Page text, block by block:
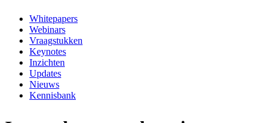
Whitepapers
Webinars
Vraagstukken
Keynotes
Inzichten
Updates
Nieuws
Kennisbank